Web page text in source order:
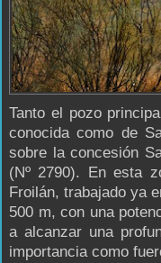
Tanto el pozo
conocida como de
sobre la concesión
(Nº 2790). En esta
Froilán, trabajado ya
500 m, con una
a alcanzar una
importancia como